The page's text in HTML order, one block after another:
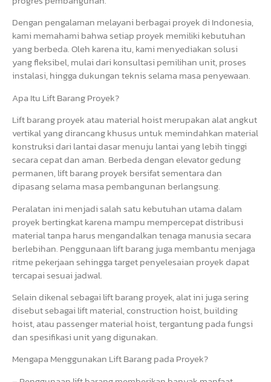
Dengan pengalaman melayani berbagai proyek di Indonesia,
kami memahami bahwa setiap proyek memiliki kebutuhan
yang berbeda. Oleh karena itu, kami menyediakan solusi
yang fleksibel, mulai dari konsultasi pemilihan unit, proses
instalasi, hingga dukungan teknis selama masa penyewaan.
Apa Itu Lift Barang Proyek?
Lift barang proyek atau material hoist merupakan alat angkut
vertikal yang dirancang khusus untuk memindahkan material
konstruksi dari lantai dasar menuju lantai yang lebih tinggi
secara cepat dan aman. Berbeda dengan elevator gedung
permanen, lift barang proyek bersifat sementara dan
dipasang selama masa pembangunan berlangsung.
Peralatan ini menjadi salah satu kebutuhan utama dalam
proyek bertingkat karena mampu mempercepat distribusi
material tanpa harus mengandalkan tenaga manusia secara
berlebihan. Penggunaan lift barang juga membantu menjaga
ritme pekerjaan sehingga target penyelesaian proyek dapat
tercapai sesuai jadwal.
Selain dikenal sebagai lift barang proyek, alat ini juga sering
disebut sebagai lift material, construction hoist, building
hoist, atau passenger material hoist, tergantung pada fungsi
dan spesifikasi unit yang digunakan.
Mengapa Menggunakan Lift Barang pada Proyek?